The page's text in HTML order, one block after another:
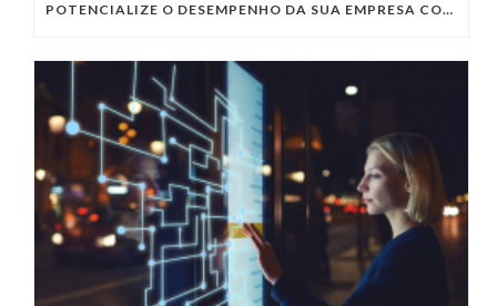
POTENCIALIZE O DESEMPENHO DA SUA EMPRESA COM OS SERVIÇOS DE TI DA VIVO VITA